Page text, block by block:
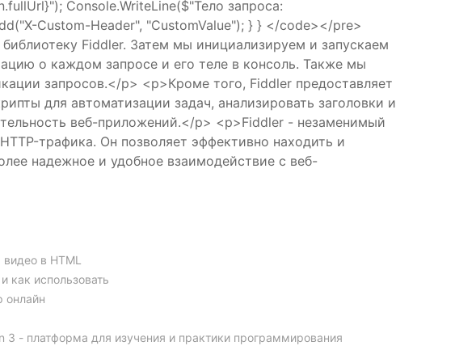
Console.WriteLine($"Тело запроса:
Custom-Header", "CustomValue"); } } </code></pre>
Fiddler. Затем мы инициализируем и запускаем
о каждом запросе и его теле в консоль. Также мы
запросов.</p> <p>Кроме того, Fiddler предоставляет
для автоматизации задач, анализировать заголовки и
веб-приложений.</p> <p>Fiddler - незаменимый
трафика. Он позволяет эффективно находить и
надежное и удобное взаимодействие с веб-
в HTML
как использовать
онлайн
3 - платформа для изучения и практики программирования